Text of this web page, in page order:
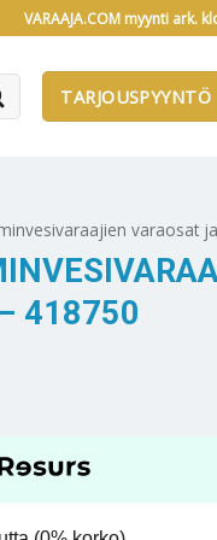
VARAAJA.COM myynti ark.
TARJOUSPYYNTÖ
varaosat
418750